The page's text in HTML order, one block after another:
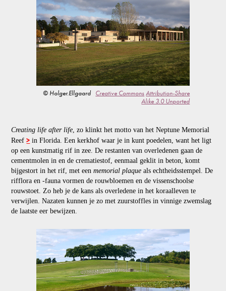
© Holger.Ellgaard Creative Commons Attribution-Share
Alike 3.0 Unported
Creating life after life , zo klinkt het motto van het Neptune Memorial
Reef> in Florida. Een kerkhof waar je in kunt poedelen, want het ligt
op een kunstmatig rif in zee. De restanten van overledenen gaan de
cementmolen in en de crematiestof, eenmaal geklit in beton, komt
bijgestort in het rif, met eenmemorial plaque als echtheidsstempel. De
rifflora en -fauna vormen de rouwbloemen en de vissenschoolse
rouwstoet. Zo heb je de kans als overledene in het koraalleven te
verwijlen. Nazaten kunnen je zo met zuurstoffles in vinnige zwemslag
de laatste eer bewijzen.